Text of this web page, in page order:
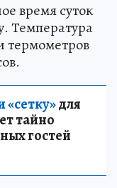
время суток
Температура
термометров
для
тайно
гостей